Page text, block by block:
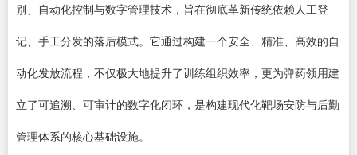
别、自动化控制与数字管理技术，旨在彻底革新传统依赖人工登
记、手工分发的落后模式。它通过构建一个安全、精准、高效的自
动化发放流程，不仅极大地提升了训练组织效率，更为弹药领用建
立了可追溯、可审计的数字化闭环，是构建现代化靶场安防与后勤
管理体系的核心基础设施。